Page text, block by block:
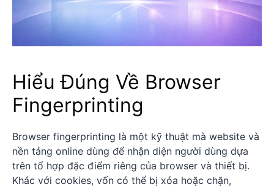
Hiểu Đúng Về Browser
Fingerprinting
Browser fingerprinting là một kỹ thuật mà website và
nền tảng online dùng để nhận diện người dùng dựa
trên tổ hợp đặc điểm riêng của browser và thiết bị.
Khác với cookies, vốn có thể bị xóa hoặc chặn,